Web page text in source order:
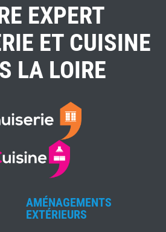
EXPERT
ET CUISINE
LA LOIRE
AMÉNAGEMENTS
EXTÉRIEURS